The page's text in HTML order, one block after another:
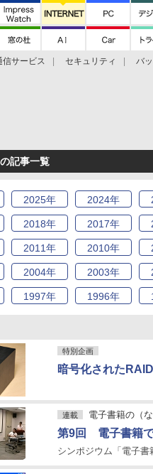
信サービス セキュリティ バ
記事一覧
2025年 2024年
2018年 2017年
2011年 2010年
2004年 2003年
1997年 1996年
特別企画
暗号化された
連載 電子書籍の（
第9回 電子書籍で
シンポジウム「電子書